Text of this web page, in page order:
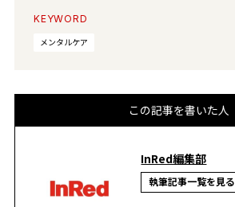
KEYWORD
メンタルケア
この記事を書いた人
InRed編集部
執筆記事一覧を見る